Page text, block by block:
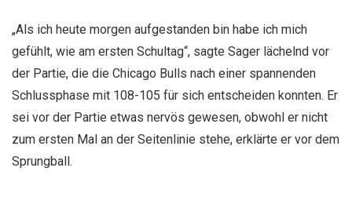
„Als ich heute morgen aufgestanden bin habe ich mich
gefühlt, wie am ersten Schultag“, sagte Sager lächelnd vor
der Partie, die die Chicago Bulls nach einer spannenden
Schlussphase mit 108-105 für sich entscheiden konnten. Er
sei vor der Partie etwas nervös gewesen, obwohl er nicht
zum ersten Mal an der Seitenlinie stehe, erklärte er vor dem
Sprungball.